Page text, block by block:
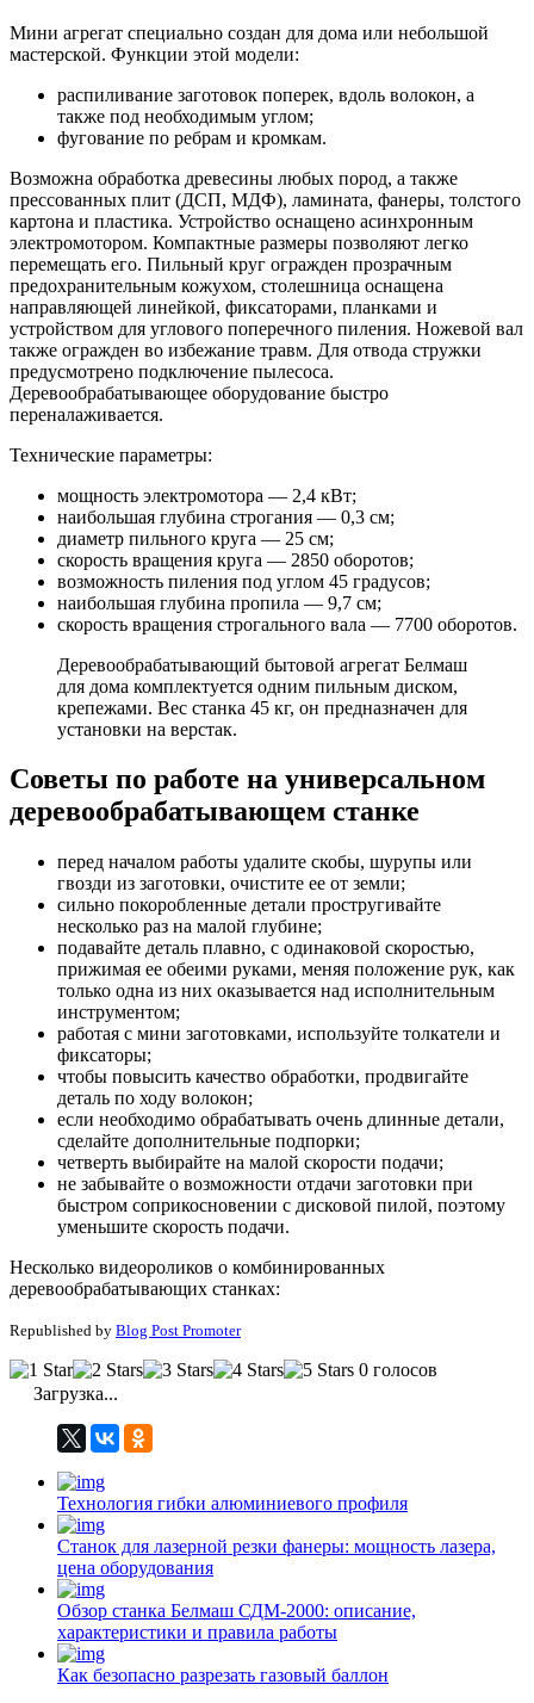
Мини агрегат специально создан для дома или небольшой
мастерской. Функции этой модели:
распиливание заготовок поперек, вдоль волокон, а
также под необходимым углом;
фугование по ребрам и кромкам.
Возможна обработка древесины любых пород, а также
прессованных плит (ДСП, МДФ), ламината, фанеры, толстого
картона и пластика. Устройство оснащено асинхронным
электромотором. Компактные размеры позволяют легко
перемещать его. Пильный круг огражден прозрачным
предохранительным кожухом, столешница оснащена
направляющей линейкой, фиксаторами, планками и
устройством для углового поперечного пиления. Ножевой вал
также огражден во избежание травм. Для отвода стружки
предусмотрено подключение пылесоса.
Деревообрабатывающее оборудование быстро
переналаживается.
Технические параметры:
мощность электромотора — 2,4 кВт;
наибольшая глубина строгания — 0,3 см;
диаметр пильного круга — 25 см;
скорость вращения круга — 2850 оборотов;
возможность пиления под углом 45 градусов;
наибольшая глубина пропила — 9,7 см;
скорость вращения строгального вала — 7700 оборотов.
Деревообрабатывающий бытовой агрегат Белмаш
для дома комплектуется одним пильным диском,
крепежами. Вес станка 45 кг, он предназначен для
установки на верстак.
Советы по работе на универсальном
деревообрабатывающем станке
перед началом работы удалите скобы, шурупы или
гвозди из заготовки, очистите ее от земли;
сильно покоробленные детали простругивайте
несколько раз на малой глубине;
подавайте деталь плавно, с одинаковой скоростью,
прижимая ее обеими руками, меняя положение рук, как
только одна из них оказывается над исполнительным
инструментом;
работая с мини заготовками, используйте толкатели и
фиксаторы;
чтобы повысить качество обработки, продвигайте
деталь по ходу волокон;
если необходимо обрабатывать очень длинные детали,
сделайте дополнительные подпорки;
четверть выбирайте на малой скорости подачи;
не забывайте о возможности отдачи заготовки при
быстром соприкосновении с дисковой пилой, поэтому
уменьшите скорость подачи.
Несколько видеороликов о комбинированных
деревообрабатывающих станках:
Republished by Blog Post Promoter
0 голосов
Загрузка...
Технология гибки алюминиевого профиля
Станок для лазерной резки фанеры: мощность лазера,
цена оборудования
Обзор станка Белмаш СДМ-2000: описание,
характеристики и правила работы
Как безопасно разрезать газовый баллон